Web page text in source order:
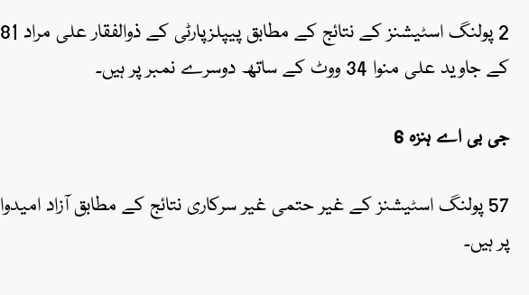
کے جاوید علی منوا 34 ووٹ کے ساتھ دوسرے نمبر پر ہیں۔
جی بی اے ہنزہ 6
پر ہیں۔